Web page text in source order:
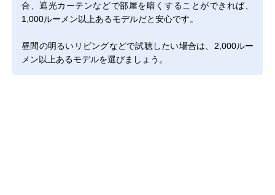
合、遮光カーテンなどで部屋を暗くすることができれば、
1,000ルーメン以上あるモデルだと安心です。
昼間の明るいリビングなどで試聴したい場合は、2,000ルー
メン以上あるモデルを選びましょう。